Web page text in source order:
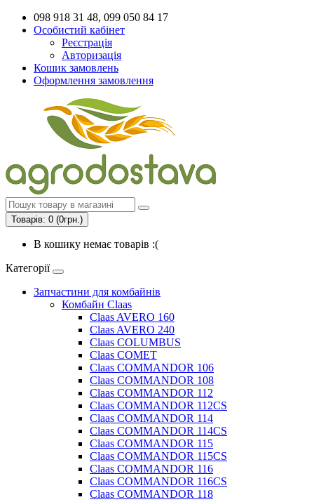
098 918 31 48, 099 050 84 17
Особистий кабінет
Реєстрація
Авторизація
Кошик замовлень
Оформлення замовлення
Товарів: 0 (0грн.)
В кошику немає товарів :(
Категорії
Запчастини для комбайнів
Комбайн Claas
Claas AVERO 160
Claas AVERO 240
Claas COLUMBUS
Claas COMET
Claas COMMANDOR 106
Claas COMMANDOR 108
Claas COMMANDOR 112
Claas COMMANDOR 112CS
Claas COMMANDOR 114
Claas COMMANDOR 114CS
Claas COMMANDOR 115
Claas COMMANDOR 115CS
Claas COMMANDOR 116
Claas COMMANDOR 116CS
Claas COMMANDOR 118